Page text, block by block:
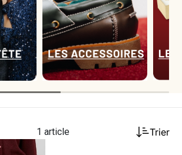
1 article Trier